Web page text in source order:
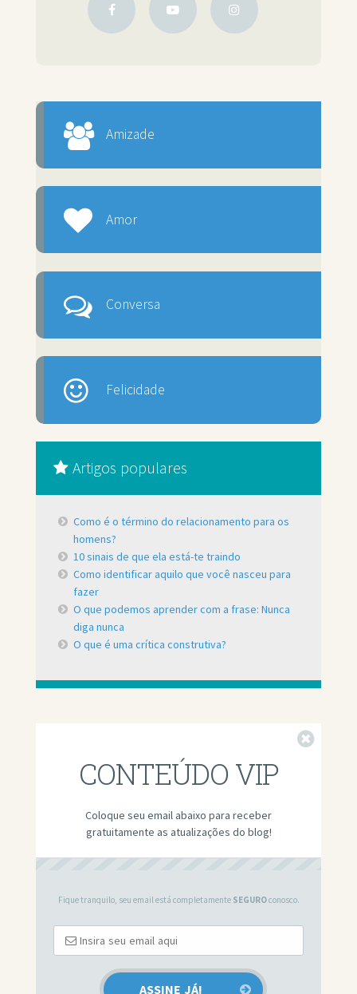
Amizade
Amor
Conversa
Felicidade
Artigos populares
Como é o término do relacionamento para os
homens?
10 sinais de que ela está-te traindo
Como identificar aquilo que você nasceu para
fazer
O que podemos aprender com a frase: Nunca
diga nunca
O que é uma crítica construtiva?
CONTEÚDO VIP
Coloque seu email abaixo para receber
gratuitamente as atualizações do blog!
Fique tranquilo, seu email está completamente SEGUROconosco.